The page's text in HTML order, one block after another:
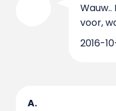
voor,
2016-
A.